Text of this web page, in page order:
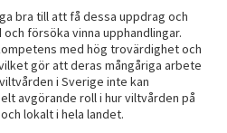
bra till att få dessa uppdrag och
försöka vinna upphandlingar.
med hög trovärdighet och
gör att deras mångåriga arbete
i Sverige inte kan
avgörande roll i hur viltvården på
lokalt i hela landet.